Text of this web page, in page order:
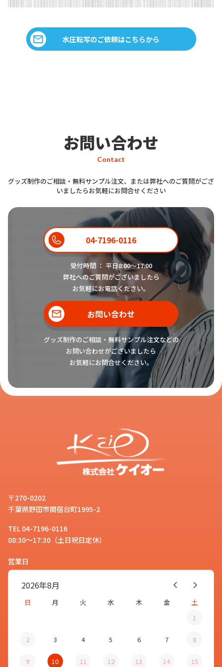
水圧転写のご依頼はこちらから
お問い合わせ
Contact
グッズ制作のご相談・無料サンプル注文、または弊社へのご質問がござ
いましたらお気軽にお問合せください
04-7196-0116
受付時間 ： 平日8:00〜17:00
弊社へのご質問がございましたら
お気軽にお電話ください。
お問い合わせ
グッズ制作のご相談・無料サンプル注文などの
お問い合わせがございましたら
お気軽にお問合せください。
〒270-0202
千葉県野田市関宿台町1995-2
TEL 04-7196-0116
08:30～17:30（土日祝日定休）
営業日
8月
2026年
日 月 火 水 木 金
土
1
2 3 4 5 6 7 8
9 10 11 12 13 14 15